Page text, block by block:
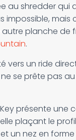
au shredder qui
impossible, mais
planche de
.
vers un ride
se prête pas
présente une
plaçant le
un nez en